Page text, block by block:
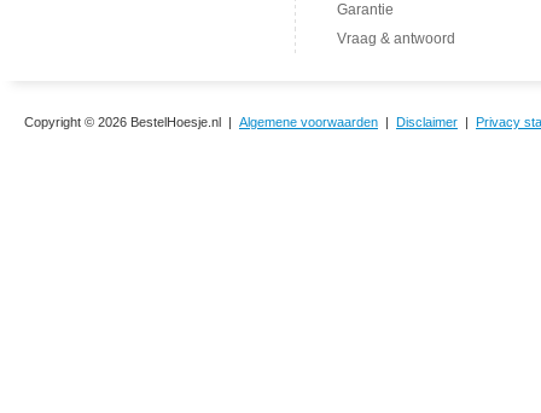
Garantie
Vraag & antwoord
Copyright © 2026 BestelHoesje.nl | Algemene voorwaarden | Disclaimer | Privacy